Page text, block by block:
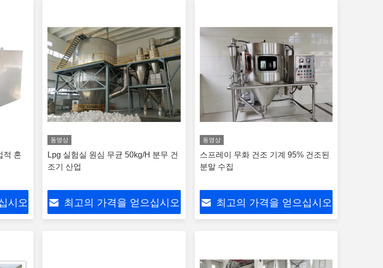
적 혼
시오
동영상
Lpg 실험실 원심 무균 50kg/H 분무 건
조기 산업
최고의 가격을 얻으십시오
동영상
스프레이 무화 건조 기계 95% 건조된
분말 수집
최고의 가격을 얻으십시오